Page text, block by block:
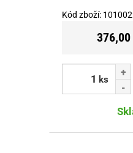
Kód zboží:
376,00
ks